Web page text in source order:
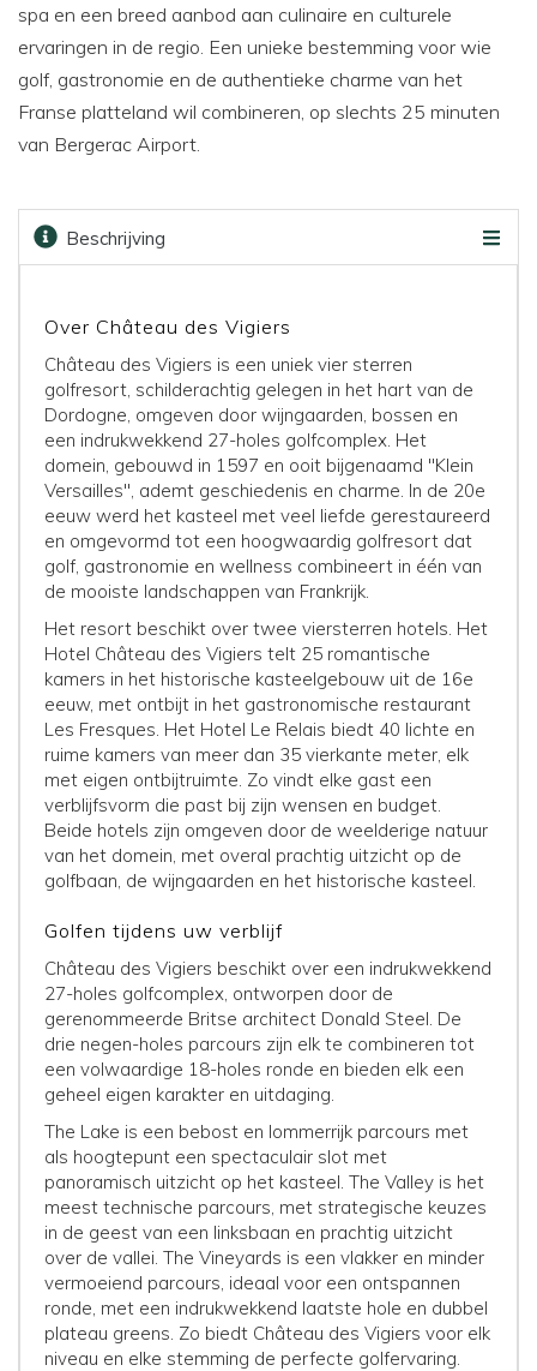
spa en een breed aanbod aan culinaire en culturele
ervaringen in de regio. Een unieke bestemming voor wie
golf, gastronomie en de authentieke charme van het
Franse platteland wil combineren, op slechts 25 minuten
van Bergerac Airport.
Beschrijving
Over Château des Vigiers
Château des Vigiers is een uniek vier sterren
golfresort, schilderachtig gelegen in het hart van de
Dordogne, omgeven door wijngaarden, bossen en
een indrukwekkend 27-holes golfcomplex. Het
domein, gebouwd in 1597 en ooit bijgenaamd "Klein
Versailles", ademt geschiedenis en charme. In de 20e
eeuw werd het kasteel met veel liefde gerestaureerd
en omgevormd tot een hoogwaardig golfresort dat
golf, gastronomie en wellness combineert in één van
de mooiste landschappen van Frankrijk.
Het resort beschikt over twee viersterren hotels. Het
Hotel Château des Vigiers telt 25 romantische
kamers in het historische kasteelgebouw uit de 16e
eeuw, met ontbijt in het gastronomische restaurant
Les Fresques. Het Hotel Le Relais biedt 40 lichte en
ruime kamers van meer dan 35 vierkante meter, elk
met eigen ontbijtruimte. Zo vindt elke gast een
verblijfsvorm die past bij zijn wensen en budget.
Beide hotels zijn omgeven door de weelderige natuur
van het domein, met overal prachtig uitzicht op de
golfbaan, de wijngaarden en het historische kasteel.
Golfen tijdens uw verblijf
Château des Vigiers beschikt over een indrukwekkend
27-holes golfcomplex, ontworpen door de
gerenommeerde Britse architect Donald Steel. De
drie negen-holes parcours zijn elk te combineren tot
een volwaardige 18-holes ronde en bieden elk een
geheel eigen karakter en uitdaging.
The Lake is een bebost en lommerrijk parcours met
als hoogtepunt een spectaculair slot met
panoramisch uitzicht op het kasteel. The Valley is het
meest technische parcours, met strategische keuzes
in de geest van een linksbaan en prachtig uitzicht
over de vallei. The Vineyards is een vlakker en minder
vermoeiend parcours, ideaal voor een ontspannen
ronde, met een indrukwekkend laatste hole en dubbel
plateau greens. Zo biedt Château des Vigiers voor elk
niveau en elke stemming de perfecte golfervaring.